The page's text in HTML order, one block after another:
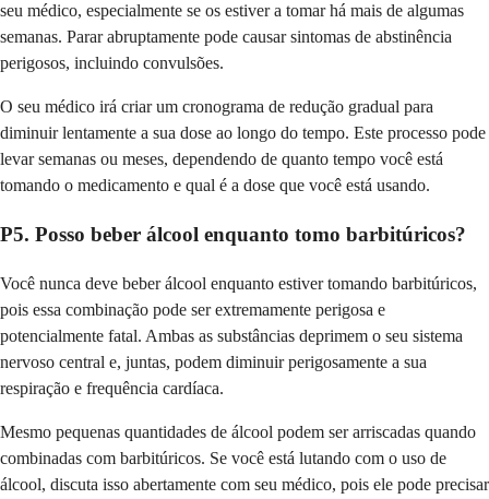
seu médico, especialmente se os estiver a tomar há mais de algumas
semanas. Parar abruptamente pode causar sintomas de abstinência
perigosos, incluindo convulsões.
O seu médico irá criar um cronograma de redução gradual para
diminuir lentamente a sua dose ao longo do tempo. Este processo pode
levar semanas ou meses, dependendo de quanto tempo você está
tomando o medicamento e qual é a dose que você está usando.
P5. Posso beber álcool enquanto tomo barbitúricos?
Você nunca deve beber álcool enquanto estiver tomando barbitúricos,
pois essa combinação pode ser extremamente perigosa e
potencialmente fatal. Ambas as substâncias deprimem o seu sistema
nervoso central e, juntas, podem diminuir perigosamente a sua
respiração e frequência cardíaca.
Mesmo pequenas quantidades de álcool podem ser arriscadas quando
combinadas com barbitúricos. Se você está lutando com o uso de
álcool, discuta isso abertamente com seu médico, pois ele pode precisar